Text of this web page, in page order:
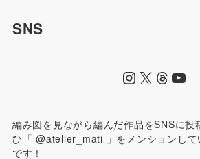
SNS
編み図を見ながら編んだ作品をSNSに投
ひ「 @atelier_mati 」をメンションして
です！